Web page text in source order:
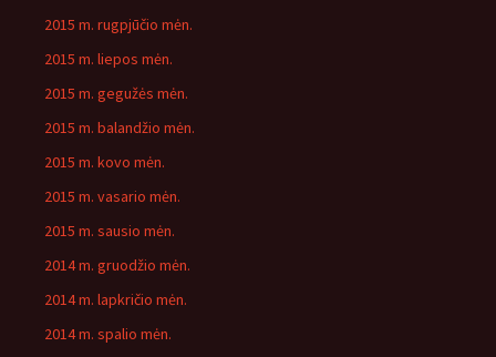
2015 m. rugpjūčio mėn.
2015 m. liepos mėn.
2015 m. gegužės mėn.
2015 m. balandžio mėn.
2015 m. kovo mėn.
2015 m. vasario mėn.
2015 m. sausio mėn.
2014 m. gruodžio mėn.
2014 m. lapkričio mėn.
2014 m. spalio mėn.